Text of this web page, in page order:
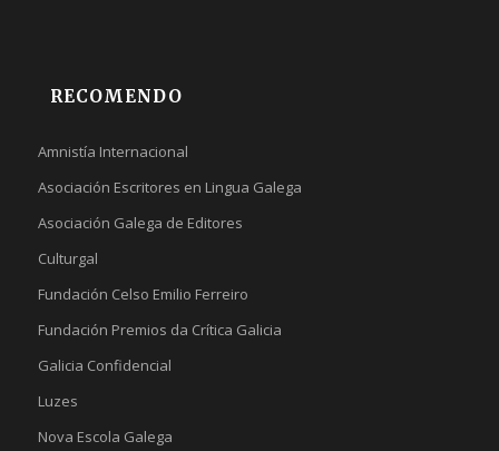
RECOMENDO
Amnistía Internacional
Asociación Escritores en Lingua Galega
Asociación Galega de Editores
Culturgal
Fundación Celso Emilio Ferreiro
Fundación Premios da Crítica Galicia
Galicia Confidencial
Luzes
Nova Escola Galega